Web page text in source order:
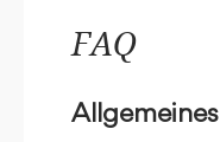
FAQ
Allgemeines